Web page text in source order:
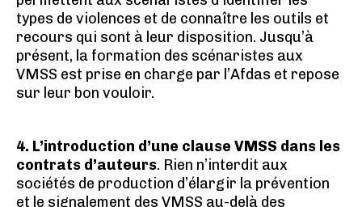
types de violences et de connaître les outils et
recours qui sont à leur disposition. Jusqu’à
présent, la formation des scénaristes aux
VMSS est prise en charge par l’Afdas et repose
sur leur bon vouloir.
4. L’introduction d’une clause VMSS dans les
contrats d’auteurs. Rien n’interdit aux
sociétés de production d’élargir la prévention
et le signalement des VMSS au-delà des